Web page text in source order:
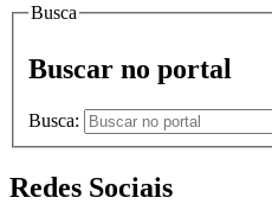
Busca
Buscar no portal
Busca:
Redes Sociais